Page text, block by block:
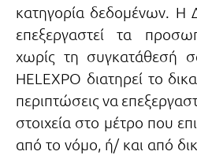
κατηγορία δεδομένων. Η
επεξεργαστεί τα
χωρίς τη συγκατάθεσή
HELEXPO διατηρεί το
περιπτώσεις να
στοιχεία στο μέτρο που
από το νόμο, ή/ και από